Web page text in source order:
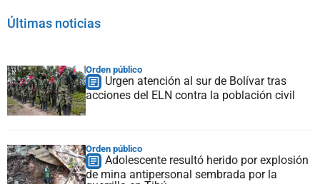
Últimas noticias
Orden público
Urgen atención al sur de Bolívar tras
acciones del ELN contra la población civil
Orden público
Adolescente resultó herido por explosión
de mina antipersonal sembrada por la